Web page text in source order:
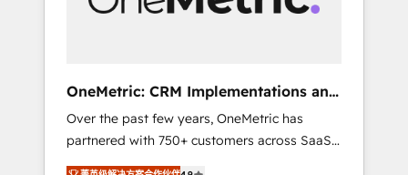
integrations 🤖 AI workflows & enrichment 📘
rely on for scalable revenue insights.
OneMetric: CRM Implementations and
GTM engineering
Over the past few years, OneMetric has
partnered with 750+ customers across SaaS,
fintech, healthcare, real estate, and other